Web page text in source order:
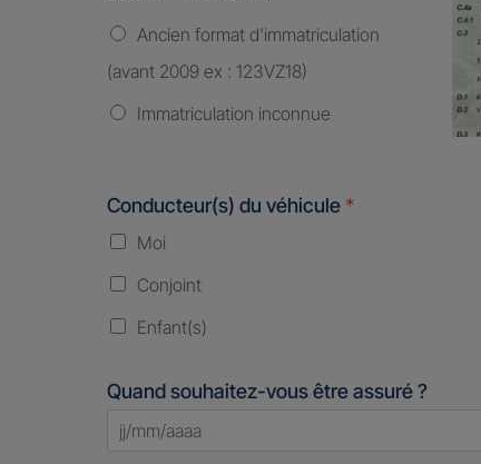
Ancien format d'immatriculation
(avant 2009 ex : 123VZ18)
Immatriculation inconnue
Conducteur(s) du véhicule *
Moi
Conjoint
Enfant(s)
Quand souhaitez-vous être assuré ?